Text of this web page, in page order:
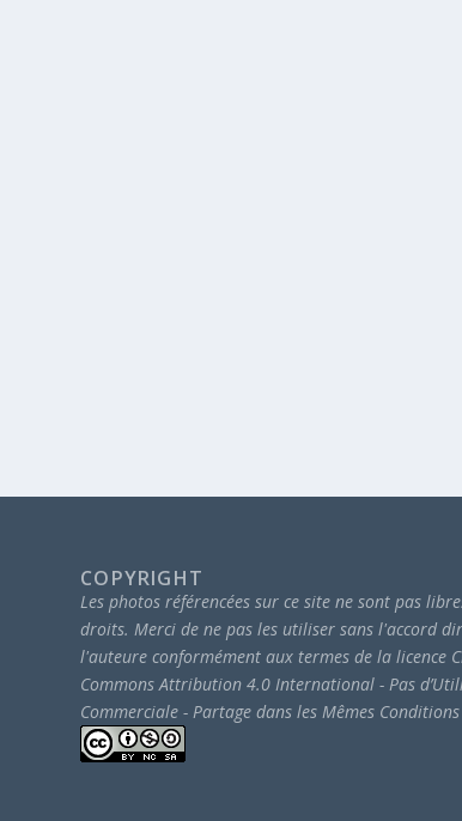
COPYRIGHT
Les photos référencées sur ce site ne sont pas
droits.Merci de ne pas les utiliser sans l'accord
l'auteure conformément aux termes de la licence
Commons Attribution 4.0 International - Pas
Commerciale - Partage dans les Mêmes Conditions